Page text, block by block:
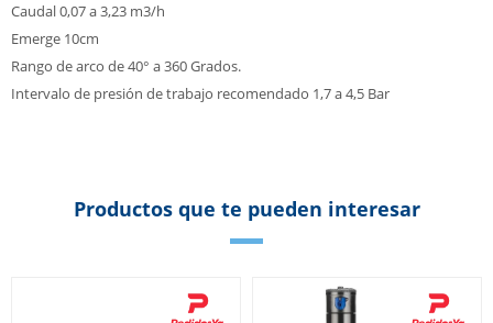
Caudal 0,07 a 3,23 m3/h
Emerge 10cm
Rango de arco de 40° a 360 Grados.
Intervalo de presión de trabajo recomendado 1,7 a 4,5 Bar
Productos que te pueden interesar